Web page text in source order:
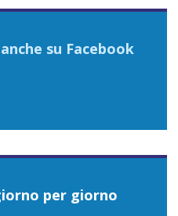
su Facebook
per giorno